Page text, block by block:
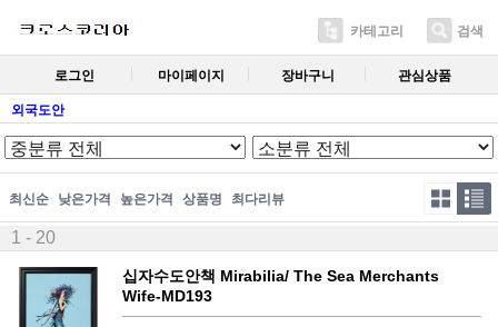
카테고리 검색
로그인 마이페이지 장바구니 관심상품
외국도안
최신순 낮은가격 높은가격 상품명 최다리뷰
1 - 20
십자수도안책 Mirabilia/ The Sea Merchants
Wife-MD193